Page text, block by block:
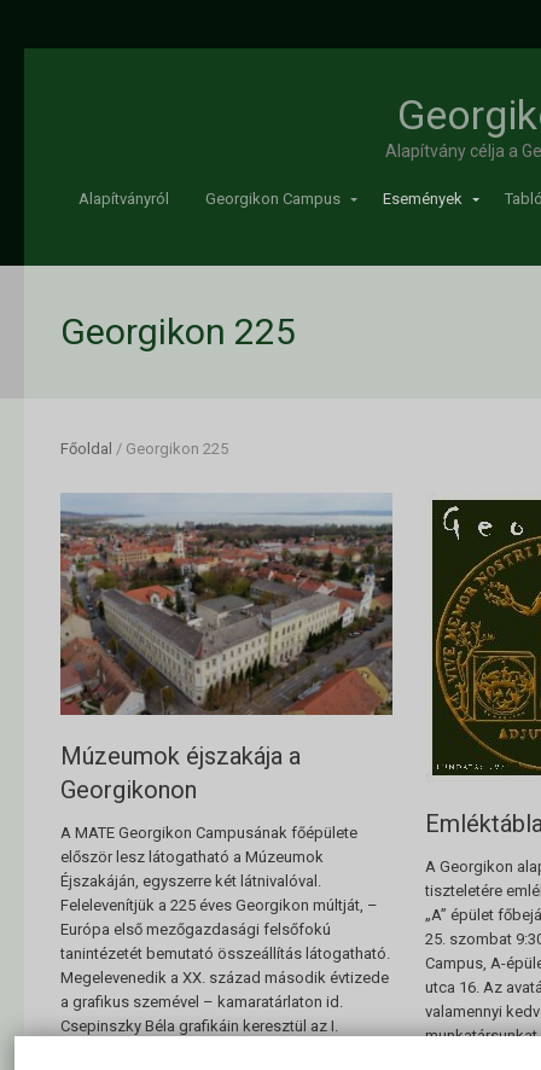
Alapítvány célja a
Alapítványról Georgikon Campus Események
Georgikon 225
Főoldal / Georgikon 225
Múzeumok éjszakája a
Georgikonon
A MATE Georgikon Campusának főépülete
először lesz látogatható a Múzeumok
Éjszakáján, egyszerre két látnivalóval.
Felelevenítjük a 225 éves Georgikon múltját, –
Európa első mezőgazdasági felsőfokú
tanintézetét bemutató összeállítás látogatható.
Megelevenedik a XX. század második évtizede
a grafikus szemével – kamaratárlaton id.
Csepinszky Béla grafikáin keresztül az I.
A Georgikon
tiszteletére
„A” épület
25. szombat
Campus, A-
utca 16. Az
valamennyi